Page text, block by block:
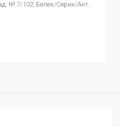
Белек Мах. Джумхуриет Кад. №:7/102, Белек/Серик/Анталья/Турция